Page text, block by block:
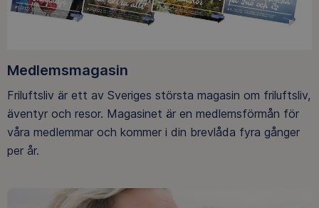
Medlemsmagasin
Friluftsliv är ett av Sveriges största magasin om friluftsliv,
äventyr och resor. Magasinet är en medlemsförmån för
våra medlemmar och kommer i din brevlåda fyra gånger
per år.